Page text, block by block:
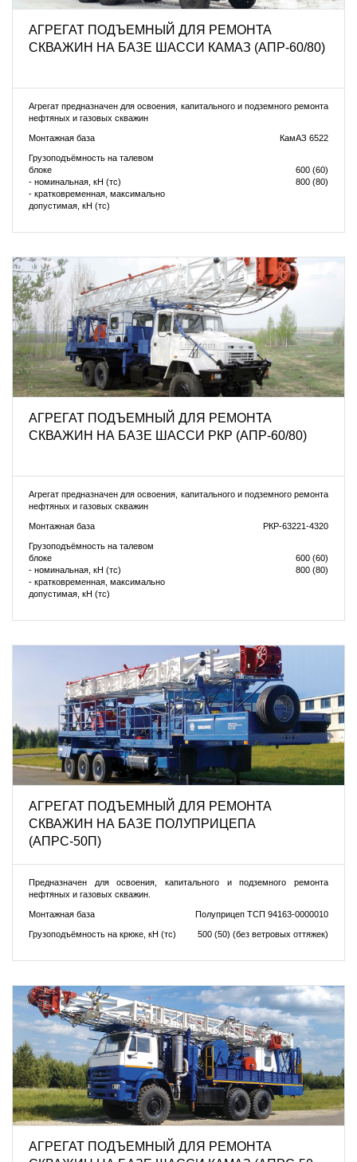
АГРЕГАТ ПОДЪЕМНЫЙ ДЛЯ РЕМОНТА
СКВАЖИН НА БАЗЕ ШАССИ КАМАЗ (АПР-60/80)
Агрегат предназначен для освоения, капитального и подземного ремонта
нефтяных и газовых скважин
Монтажная база КамАЗ 6522
Грузоподъёмность на талевом
блоке
- номинальная, кН (тс)
- кратковременная, максимально
допустимая, кН (тс)
600 (60)
800 (80)
АГРЕГАТ ПОДЪЕМНЫЙ ДЛЯ РЕМОНТА
СКВАЖИН НА БАЗЕ ШАССИ РКР (АПР-60/80)
Агрегат предназначен для освоения, капитального и подземного ремонта
нефтяных и газовых скважин
Монтажная база РКР-63221-4320
Грузоподъёмность на талевом
блоке
- номинальная, кН (тс)
- кратковременная, максимально
допустимая, кН (тс)
600 (60)
800 (80)
АГРЕГАТ ПОДЪЕМНЫЙ ДЛЯ РЕМОНТА
СКВАЖИН НА БАЗЕ ПОЛУПРИЦЕПА
(АПРС-50П)
Предназначен для освоения, капитального и подземного ремонта
нефтяных и газовых скважин.
Монтажная база Полуприцеп ТСП 94163-0000010
Грузоподъёмность на крюке, кН (тс) 500 (50) (без ветровых оттяжек)
АГРЕГАТ ПОДЪЕМНЫЙ ДЛЯ РЕМОНТА